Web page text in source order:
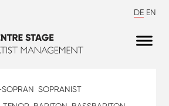
DE EN
SOPRANIST